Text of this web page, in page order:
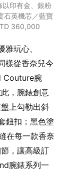
以印有金、銀粉
石英機芯／藍寶
360,000
玩心、
樣從香奈兒今
Couture腕
，腕錶創意
上勾勒出斜
鈕扣；黑色塗
在每一款香奈
，讓高級訂
腕錶系列一